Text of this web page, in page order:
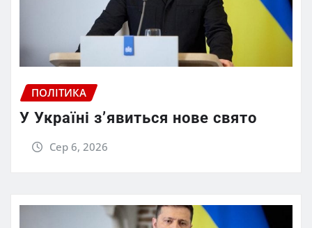
ПОЛІТИКА
У Україні з’явиться нове свято
Сер 6, 2026